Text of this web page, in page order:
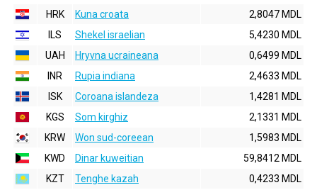
HRK
Kuna croata
2,8047 MDL
ILS
Shekel israelian
5,4230 MDL
UAH
Hryvna ucraineana
0,6499 MDL
INR
Rupia indiana
2,4633 MDL
ISK
Coroana islandeza
1,4281 MDL
KGS
Som kirghiz
2,1331 MDL
KRW
Won sud-coreean
1,5983 MDL
KWD
Dinar kuweitian
59,8412 MDL
KZT
Tenghe kazah
0,4233 MDL